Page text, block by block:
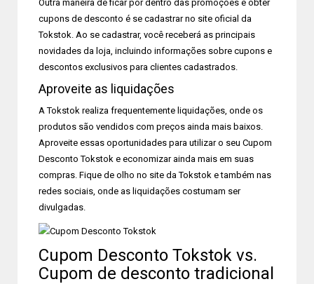
Outra maneira de ficar por dentro das promoções e obter
cupons de desconto é se cadastrar no site oficial da
Tokstok. Ao se cadastrar, você receberá as principais
novidades da loja, incluindo informações sobre cupons e
descontos exclusivos para clientes cadastrados.
Aproveite as liquidações
A Tokstok realiza frequentemente liquidações, onde os
produtos são vendidos com preços ainda mais baixos.
Aproveite essas oportunidades para utilizar o seu Cupom
Desconto Tokstok e economizar ainda mais em suas
compras. Fique de olho no site da Tokstok e também nas
redes sociais, onde as liquidações costumam ser
divulgadas.
Cupom Desconto Tokstok vs.
Cupom de desconto tradicional